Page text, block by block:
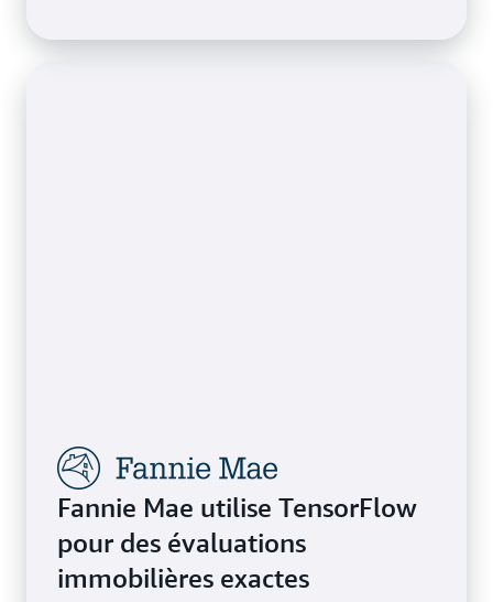
Fannie Mae utilise TensorFlow
pour des évaluations
immobilières exactes